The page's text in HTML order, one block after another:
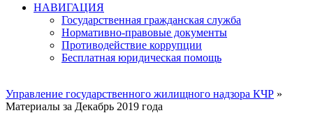
НАВИГАЦИЯ
Государственная гражданская служба
Нормативно-правовые документы
Противодействие коррупции
Бесплатная юридическая помощь
Управление государственного жилищного надзора КЧР »
Материалы за Декабрь 2019 года